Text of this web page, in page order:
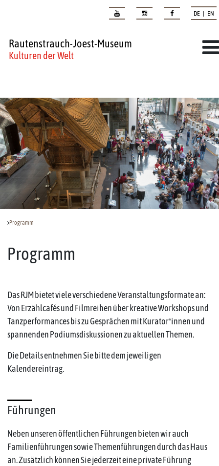
DE | EN
Rautenstrauch-Joest-Museum
Kulturen der Welt
Programm
Programm
Das RJM bietet viele verschiedene Veranstaltungsformate an:
Von Erzählcafés und Filmreihen über kreative Workshops und
Tanzperformances bis zu Gesprächen mit Kurator*innen und
spannenden Podiumsdiskussionen zu aktuellen Themen.
Die Details entnehmen Sie bitte dem jeweiligen
Kalendereintrag.
Führungen
Neben unseren öffentlichen Führungen bieten wir auch
Familienführungen sowie Themenführungen durch das Haus
an. Zusätzlich können Sie jederzeit eine private Führung